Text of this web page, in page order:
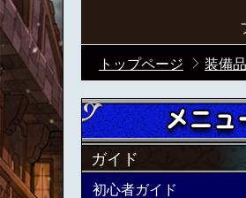
トップページ 装備品
ガイド
初心者ガイド